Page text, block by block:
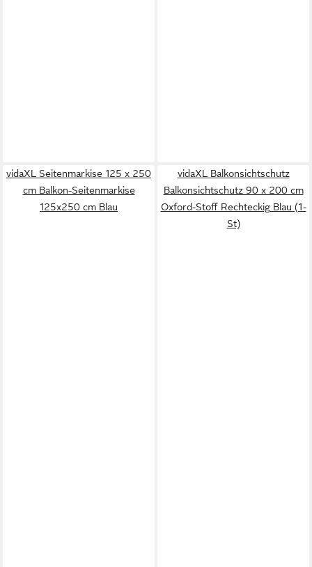
vidaXL Seitenmarkise 125 x 250
cm Balkon-Seitenmarkise
125x250 cm Blau
vidaXL Balkonsichtschutz
Balkonsichtschutz 90 x 200 cm
Oxford-Stoff Rechteckig Blau (1-
St)